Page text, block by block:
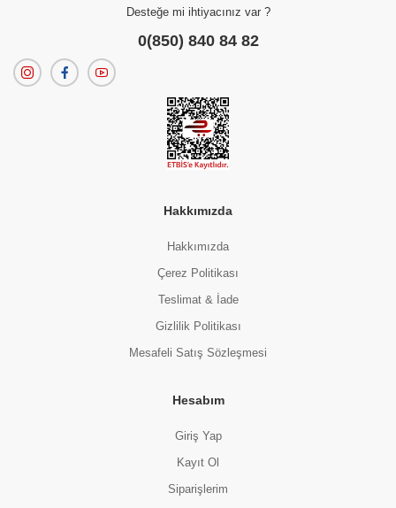
Desteğe mi ihtiyacınız var ?
0(850) 840 84 82
Hakkımızda
Hakkımızda
Çerez Politikası
Teslimat & İade
Gizlilik Politikası
Mesafeli Satış Sözleşmesi
Hesabım
Giriş Yap
Kayıt Ol
Siparişlerim